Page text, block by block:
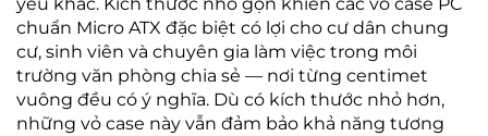
chuẩn Micro ATX đặc biệt có lợi cho cư dân chung
cư, sinh viên và chuyên gia làm việc trong môi
trường văn phòng chia sẻ — nơi từng centimet
vuông đều có ý nghĩa. Dù có kích thước nhỏ hơn,
những vỏ case này vẫn đảm bảo khả năng tương